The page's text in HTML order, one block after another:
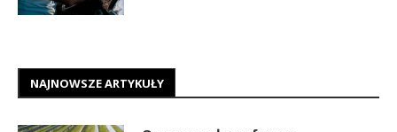
NAJNOWSZE ARTYKUŁY